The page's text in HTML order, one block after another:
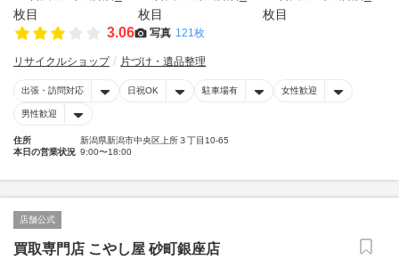
3.06 写真 121枚
リサイクルショップ 片づけ・遺品整理
出張・訪問対応 日祝OK 駐車場有 女性歓迎
男性歓迎
住所
新潟県新潟市中央区上所３丁目10-65
本日の営業状況 9:00〜18:00
店舗公式
買取専門店 こやし屋 砂町銀座店